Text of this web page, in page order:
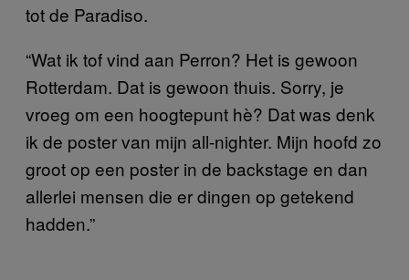
tot de Paradiso.
“Wat ik tof vind aan Perron? Het is gewoon
Rotterdam. Dat is gewoon thuis. Sorry, je
vroeg om een hoogtepunt hè? Dat was denk
ik de poster van mijn all-nighter. Mijn hoofd zo
groot op een poster in de backstage en dan
allerlei mensen die er dingen op getekend
hadden.”